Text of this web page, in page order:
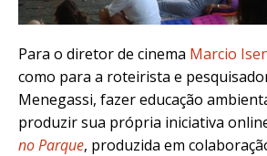
Para o diretor de cinema Marcio
como para a roteirista e
Menegassi, fazer educação
produzir sua própria iniciativa
no Parque, produzida em